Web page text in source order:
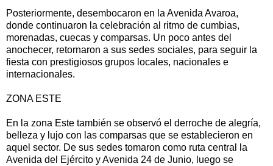
Posteriormente, desembocaron en la Avenida Avaroa,
donde continuaron la celebración al ritmo de cumbias,
morenadas, cuecas y comparsas. Un poco antes del
anochecer, retornaron a sus sedes sociales, para seguir la
fiesta con prestigiosos grupos locales, nacionales e
internacionales.
ZONA ESTE
En la zona Este también se observó el derroche de alegría,
belleza y lujo con las comparsas que se establecieron en
aquel sector. De sus sedes tomaron como ruta central la
Avenida del Ejército y Avenida 24 de Junio, luego se